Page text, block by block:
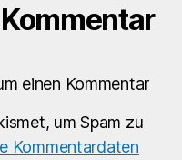
einen Kommentar
um Spam zu
Kommentardaten